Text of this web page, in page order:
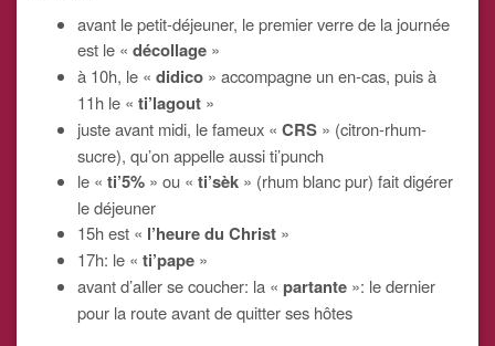
avant le petit-déjeuner, le premier verre de la journée
est le « décollage »
à 10h, le « didico » accompagne un en-cas, puis à
11h le « ti’lagout »
juste avant midi, le fameux « CRS » (citron-rhum-
sucre), qu’on appelle aussi ti’punch
le « ti’5% » ou « ti’sèk » (rhum blanc pur) fait digérer
le déjeuner
15h est « l’heure du Christ »
17h: le « ti’pape »
avant d’aller se coucher: la « partante »: le dernier
pour la route avant de quitter ses hôtes